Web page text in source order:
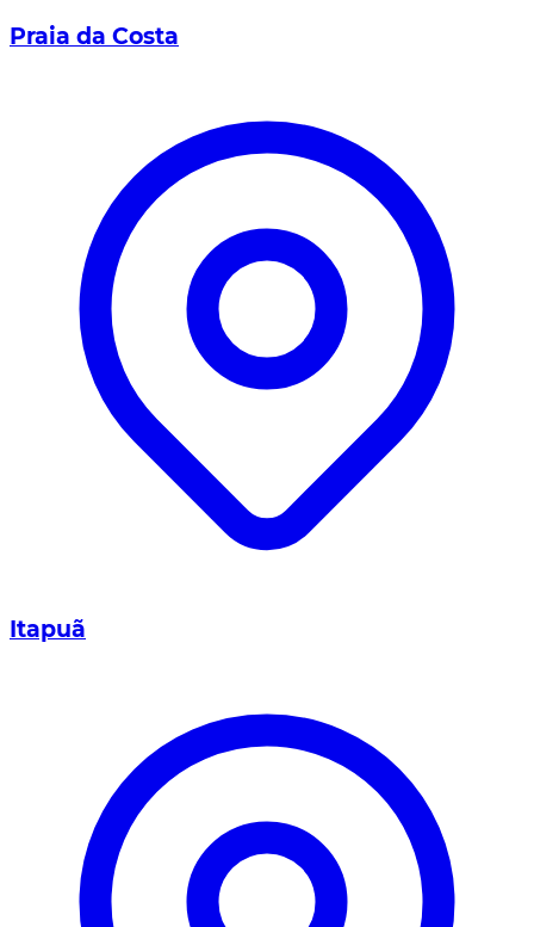
Praia da Costa
Itapuã